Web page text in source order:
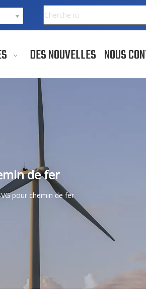
DES NOUVELLES NOUS
de fer
pour chemin de fer